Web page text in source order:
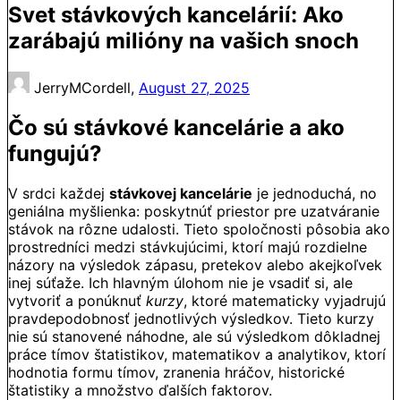
Svet stávkových kancelárií: Ako
zarábajú milióny na vašich snoch
JerryMCordell, August 27, 2025
Čo sú stávkové kancelárie a ako
fungujú?
V srdci každej stávkovej kancelárie je jednoduchá, no
geniálna myšlienka: poskytnúť priestor pre uzatváranie
stávok na rôzne udalosti. Tieto spoločnosti pôsobia ako
prostredníci medzi stávkujúcimi, ktorí majú rozdielne
názory na výsledok zápasu, pretekov alebo akejkoľvek
inej súťaže. Ich hlavným úlohom nie je vsadiť si, ale
vytvoriť a ponúknuť kurzy, ktoré matematicky vyjadrujú
pravdepodobnosť jednotlivých výsledkov. Tieto kurzy
nie sú stanovené náhodne, ale sú výsledkom dôkladnej
práce tímov štatistikov, matematikov a analytikov, ktorí
hodnotia formu tímov, zranenia hráčov, historické
štatistiky a množstvo ďalších faktorov.